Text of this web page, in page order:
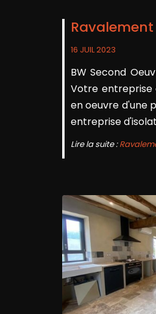
16 JUIL 2023
BW Second
Votre entreprise
en oeuvre d'une
entreprise
Lire la suite :